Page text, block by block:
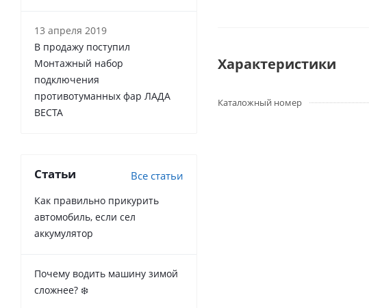
Характеристики
Каталожный номер
13 апреля 2019
В продажу поступил
Монтажный набор
подключения
противотуманных фар ЛАДА
ВЕСТА
Статьи Все статьи
Как правильно прикурить
автомобиль, если сел
аккумулятор
Почему водить машину зимой
сложнее? ❄️